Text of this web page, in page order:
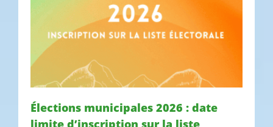
Élections municipales 2026 : date
limite d’inscription sur la liste